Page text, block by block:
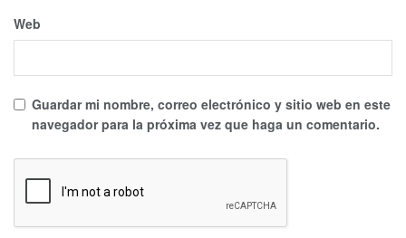
Web
Guardar mi nombre, correo electrónico y sitio web en este
navegador para la próxima vez que haga un comentario.